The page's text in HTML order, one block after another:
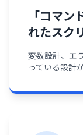
「コマ
れたスク
変数設計、エ
っている設計